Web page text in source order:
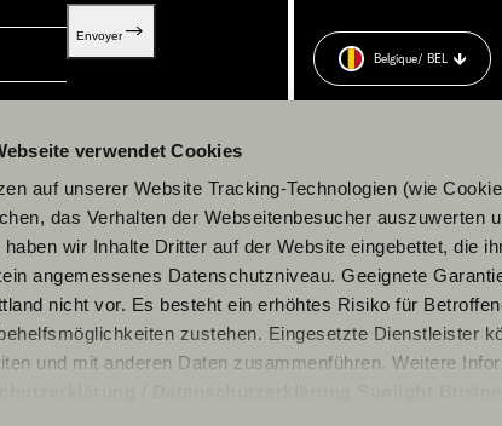
verwendet Cookies
auf unserer Website Tracking-Technologien (wie
das Verhalten der Webseitenbesucher auszuwerten
haben wir Inhalte Dritter auf der Website eingebettet, die
angemessenes Datenschutzniveau. Geeignete
nicht vor. Es besteht ein erhöhtes Risiko für
zustehen. Eingesetzte Dienstleister
und mit anderen Daten zusammenführen. Weitere
Envoyer
Belgique/ BEL